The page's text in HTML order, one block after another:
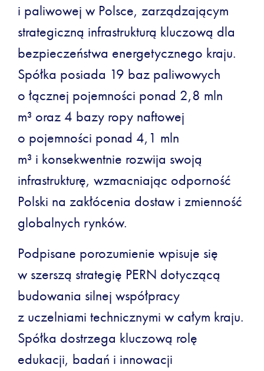
i paliwowej w Polsce, zarządzającym
strategiczną infrastrukturą kluczową dla
bezpieczeństwa energetycznego kraju.
Spółka posiada 19 baz paliwowych
o łącznej pojemności ponad 2,8 mln
m³ oraz 4 bazy ropy naftowej
o pojemności ponad 4,1 mln
m³ i konsekwentnie rozwija swoją
infrastrukturę, wzmacniając odporność
Polski na zakłócenia dostaw i zmienność
globalnych rynków.
Podpisane porozumienie wpisuje się
w szerszą strategię PERN dotyczącą
budowania silnej współpracy
z uczelniami technicznymi w całym kraju.
Spółka dostrzega kluczową rolę
edukacji, badań i innowacji